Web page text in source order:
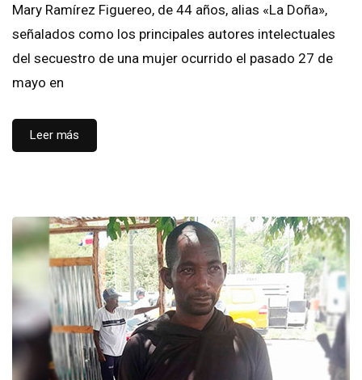
Mary Ramírez Figuereo, de 44 años, alias «La Doña»,
señalados como los principales autores intelectuales
del secuestro de una mujer ocurrido el pasado 27 de
mayo en
Leer más